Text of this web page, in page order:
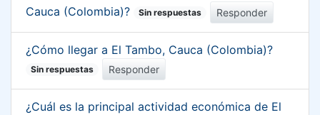
Cauca (Colombia)?
Sin respuestas Responder
¿Cómo llegar a El Tambo, Cauca (Colombia)?
Sin respuestas Responder
¿Cuál es la principal actividad económica de El